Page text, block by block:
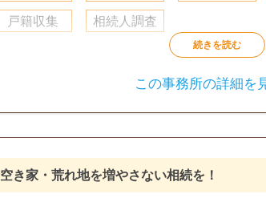
戸籍収集
相続人調査
この事務所の詳細を
空き家・荒れ地を増やさない相続を！